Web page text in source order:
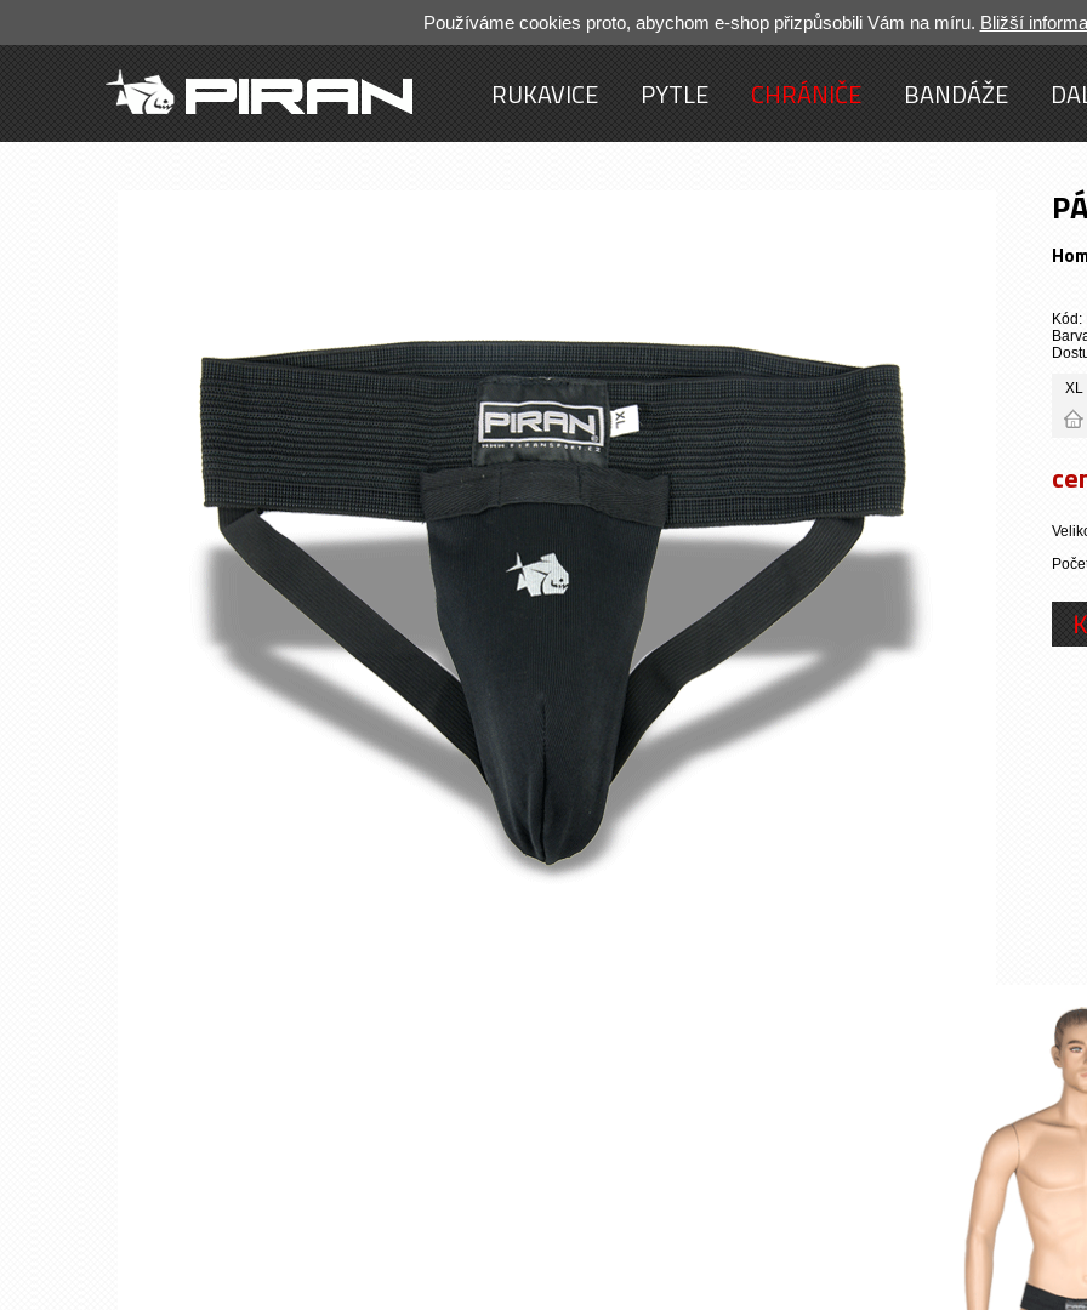
Používáme cookies proto, abychom e-shop přizpůsobili Vám na míru. Bližší
RUKAVICE PYTLE CHRÁNIČE BANDÁŽE
Kód:
XL